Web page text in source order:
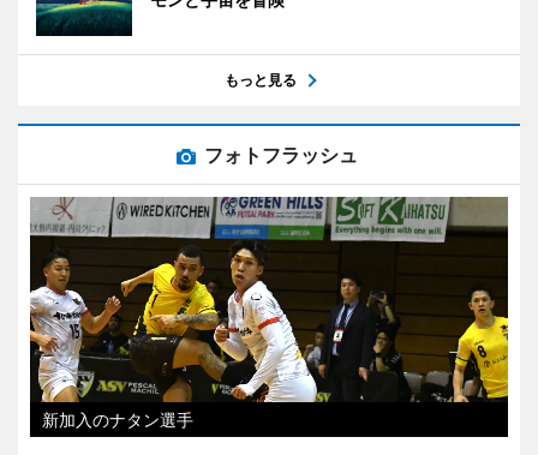
もっと見る
フォトフラッシュ
新加入のナタン選手